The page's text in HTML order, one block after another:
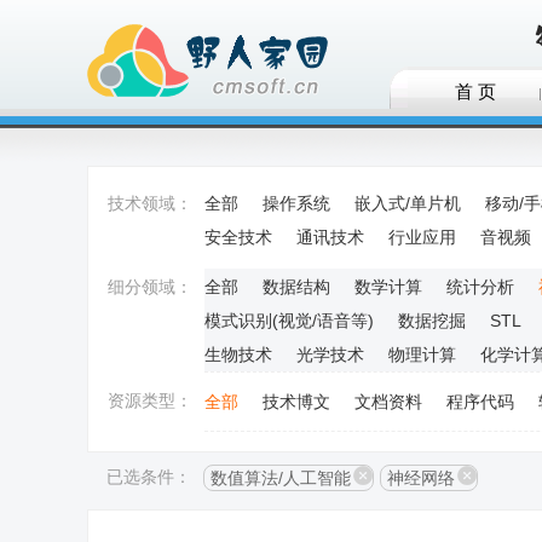
首 页
技术领域： 全部 操作系统 嵌入式/单片机 移动/
安全技术
通讯技术 行业应用 音视频
细分领域： 全部 数据结构 数学计算 统计分析
模式识别(视觉/语音等)
数据挖掘 STL
生物技术
光学技术 物理计算 化学计
资源类型： 全部 技术博文 文档资料 程序代码
已选条件： 数值算法/人工智能 神经网络